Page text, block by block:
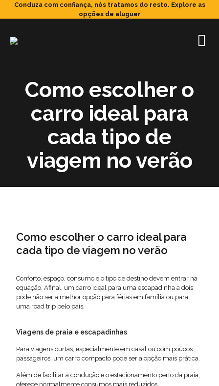
Conduza com confiança, nós tratamos do resto. Explore as
opções de aluguer
Como escolher o
carro ideal para
cada tipo de
viagem no verão
Como escolher o carro ideal para
cada tipo de viagem no verão
Conforto, espaço, consumo e o tipo de destino devem entrar na
equação. Afinal, um carro ideal para uma escapadinha a dois
pode não ser a melhor opção para férias em família ou para
uma road trip pelo país.
Viagens de praia e escapadinhas
Para viagens curtas, especialmente em casal ou com poucos
passageiros, um carro compacto pode ser a opção mais prática.
Além de facilitar a condução e o estacionamento perto da praia,
oferece normalmente consumos mais reduzidos.